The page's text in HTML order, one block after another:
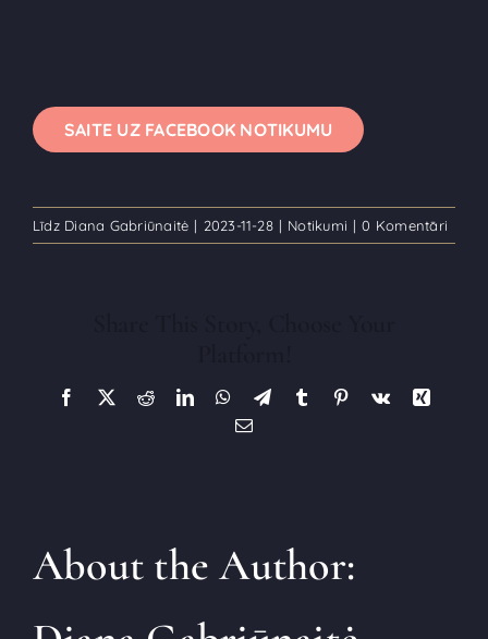
SAITE UZ FACEBOOK NOTIKUMU
Līdz Diana Gabriūnaitė | 2023-11-28 | Notikumi | 0 Komentāri
Facebook
X RedditLinkedInWhatsApp
TelegramTumblr Pinterest
Vk
Xing
E-
About the Author: